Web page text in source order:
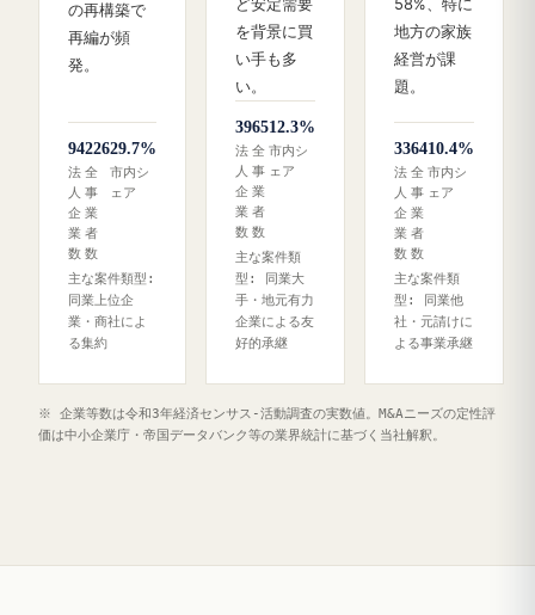
の再構築で
再編が頻
発。
94
法
人
企
業
数
226
全
事
業
者
数
29.7%
市内シ
ェア
主な案件類型:
同業上位企
業・商社によ
る集約
を背景に買
い手も多
い。
39
法
人
企
業
数
65
全
事
業
者
数
12.3%
市内シ
ェア
主な案件類
型: 同業大
手・地元有力
企業による友
好的承継
地方の家族
経営が課
題。
33
法
人
企
業
数
64
全
事
業
者
数
10.4%
市内シ
ェア
主な案件類
型: 同業他
社・元請けに
よる事業承継
※ 企業等数は令和3年経済センサス‐活動調査の実数値。M&Aニーズの定性評
価は中小企業庁・帝国データバンク等の業界統計に基づく当社解釈。